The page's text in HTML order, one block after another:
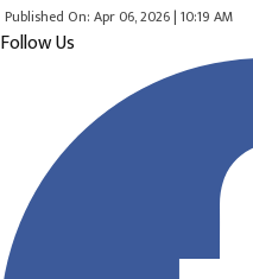
Published On: Apr 06, 2026 | 10:19 AM
Follow Us